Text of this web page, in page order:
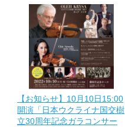
【お知らせ】10月10日15:00
開演「日本ウクライナ国交樹
立30周年記念ガラコンサー